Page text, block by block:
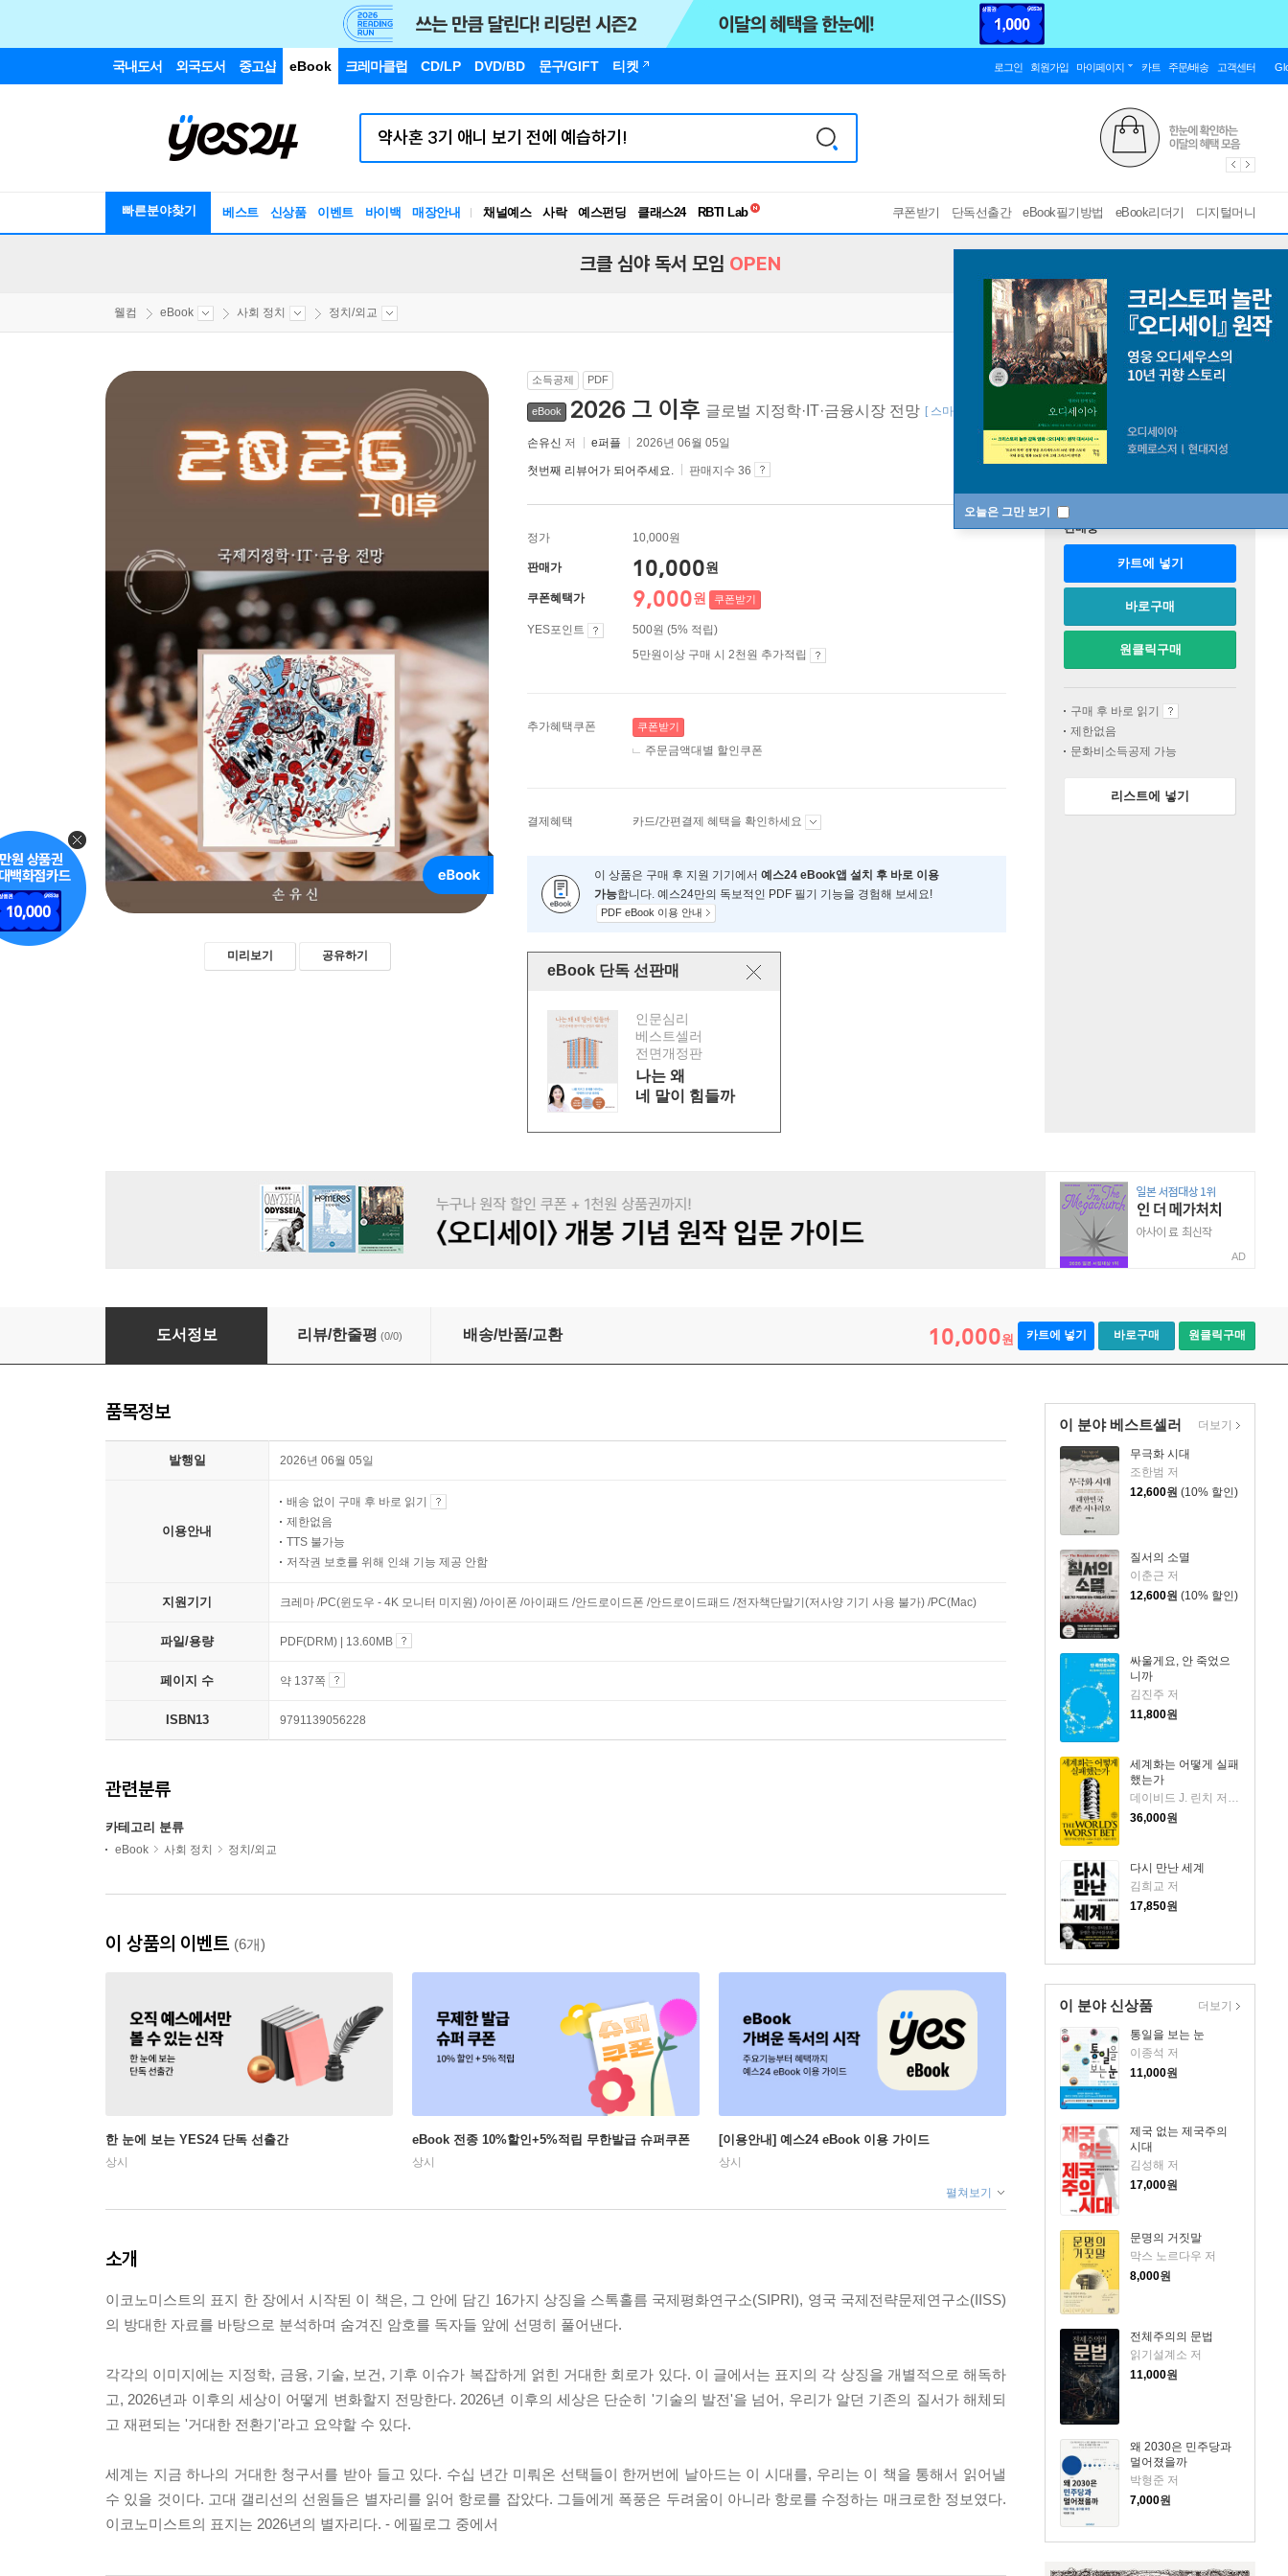
국내도서 외국도서 중고샵 eBook 크레마클럽 CD/LP DVD/BD 문구/GIFT 티켓 로그인 회원가입 마이페이지 카트 주문/배송 고객센터
빠른분야찾기 베스트 신상품 이벤트 바이백 매장안내 채널예스 사락 예스펀딩 클래스24
독서유형검사
쿠폰받기 단독선출간 eBook필기방법 eBook리더기 디지털머니
오늘은 그만 보기
크클 심야 독서 모임 OPEN
웰컴 eBook 사회 정치 정치/외교
미리보기 공유하기
소득공제 PDF
eBook 2026 그 이후 글로벌 지정학·IT·금융시장 전망 [ 스마트한 PDF 필기 기능을 사용해 보세요! ]
손유신 저 e퍼플 2026년 06월 05일
첫번째 리뷰어가 되어주세요. 판매지수 36
정가 10,000원
판매가 10,000원
쿠폰혜택가 9,000원 쿠폰받기
YES포인트
500원 (5% 적립)
5만원이상 구매 시 2천원 추가적립
추가혜택쿠폰 쿠폰받기
주문금액대별 할인쿠폰
결제혜택 카드/간편결제 혜택을 확인하세요
이 상품은 구매 후 지원 기기에서 예스24 eBook앱 설치 후 바로 이용
가능합니다. 예스24만의 독보적인 PDF 필기 기능을 경험해 보세요!
PDF eBook 이용 안내
eBook 단독 선판매
인문심리
베스트셀러
전면개정판
나는 왜
네 말이 힘들까
판매중
카트에 넣기
바로구매
원클릭구매
구매 후 바로 읽기
제한없음
문화비소득공제 가능
리스트에 넣기
AD
2026 그 이후
도서정보 리뷰/한줄평 (0/0) 배송/반품/교환 10,000원 카트에 넣기 바로구매 원클릭구매
이 분야 베스트셀러
무극화 시대
조한범 저
12,600원 (10% 할인)
질서의 소멸
이춘근 저
12,600원 (10% 할인)
싸울게요, 안 죽었으
니까
김진주 저
11,800원
세계화는 어떻게 실패
했는가
데이비드 J. 린치 저/이혜진 역/최준영 감수
36,000원
다시 만난 세계
김희교 저
17,850원
더보기
이 분야 신상품
통일을 보는 눈
이종석 저
11,000원
제국 없는 제국주의
시대
김성해 저
17,000원
문명의 거짓말
막스 노르다우 저
8,000원
전체주의의 문법
읽기설계소 저
11,000원
왜 2030은 민주당과
멀어졌을까
박형준 저
7,000원
더보기
품목정보
발행일 2026년 06월 05일
이용안내
배송 없이 구매 후 바로 읽기
제한없음
TTS 불가능
저작권 보호를 위해 인쇄 기능 제공 안함
지원기기 크레마 /PC(윈도우 - 4K 모니터 미지원) /아이폰 /아이패드 /안드로이드폰 /안드로이드패드 /전자책단말기(저사양 기기 사용 불가) /PC(Mac)
파일/용량 PDF(DRM) | 13.60MB
페이지 수 약 137쪽
ISBN13 9791139056228
관련분류
카테고리 분류
eBook 사회 정치 정치/외교
이 상품의 이벤트 (6개)
한 눈에 보는 YES24 단독 선출간
상시
eBook 전종 10%할인+5%적립 무한발급 슈퍼쿠폰
상시
[이용안내] 예스24 eBook 이용 가이드
상시
펼쳐보기
소개
이코노미스트의 표지 한 장에서 시작된 이 책은, 그 안에 담긴 16가지 상징을 스톡홀름 국제평화연구소(SIPRI), 영국 국제전략문제연구소(IISS)
의 방대한 자료를 바탕으로 분석하며 숨겨진 암호를 독자들 앞에 선명히 풀어낸다.
각각의 이미지에는 지정학, 금융, 기술, 보건, 기후 이슈가 복잡하게 얽힌 거대한 회로가 있다. 이 글에서는 표지의 각 상징을 개별적으로 해독하
고, 2026년과 이후의 세상이 어떻게 변화할지 전망한다. 2026년 이후의 세상은 단순히 '기술의 발전'을 넘어, 우리가 알던 기존의 질서가 해체되
고 재편되는 '거대한 전환기'라고 요약할 수 있다.
세계는 지금 하나의 거대한 청구서를 받아 들고 있다. 수십 년간 미뤄온 선택들이 한꺼번에 날아드는 이 시대를, 우리는 이 책을 통해서 읽어낼
수 있을 것이다. 고대 갤리선의 선원들은 별자리를 읽어 항로를 잡았다. 그들에게 폭풍은 두려움이 아니라 항로를 수정하는 매크로한 정보였다.
이코노미스트의 표지는 2026년의 별자리다. - 에필로그 중에서